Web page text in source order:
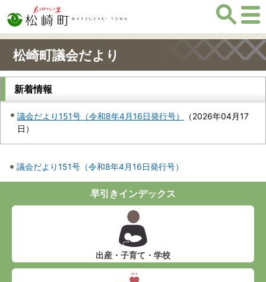
松崎町議会だより
新着情報
議会だより151号（令和8年4月16日発行号） （2026年04月17
日 ）
議会だより151号（令和8年4月16日発行号）
早引きインデックス
出産・子育て・学校